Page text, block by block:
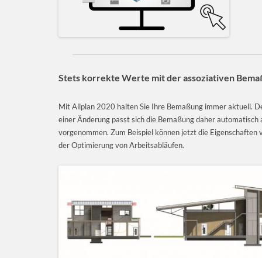
Stets korrekte Werte mit der assoziativen
Mit Allplan 2020 halten Sie Ihre Bemaßung immer aktuell.
einer Änderung passt sich die Bemaßung daher
vorgenommen. Zum Beispiel können jetzt die
der Optimierung von Arbeitsabläufen.